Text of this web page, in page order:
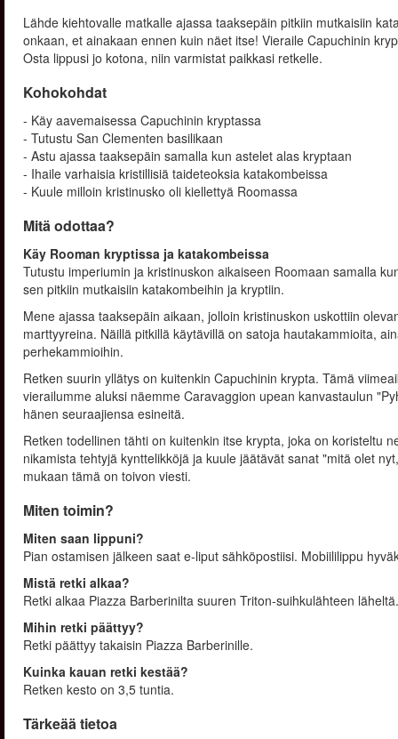
Lähde kiehtovalle matkalle ajassa taaksepäin pitkiin mutkaisiin
onkaan, et ainakaan ennen kuin näet itse! Vieraile Capuchinin
Osta lippusi jo kotona, niin varmistat paikkasi retkelle.
Kohokohdat
- Käy aavemaisessa Capuchinin kryptassa
- Tutustu San Clementen basilikaan
- Astu ajassa taaksepäin samalla kun astelet alas kryptaan
- Ihaile varhaisia kristillisiä taideteoksia katakombeissa
- Kuule milloin kristinusko oli kiellettyä Roomassa
Mitä odottaa?
Käy Rooman kryptissa ja katakombeissa
Tutustu imperiumin ja kristinuskon aikaiseen Roomaan samalla
sen pitkiin mutkaisiin katakombeihin ja kryptiin.
Mene ajassa taaksepäin aikaan, jolloin kristinuskon uskottiin
marttyyreina. Näillä pitkillä käytävillä on satoja hautakammioita,
perhekammioihin.
Retken suurin yllätys on kuitenkin Capuchinin krypta. Tämä
vierailumme aluksi näemme Caravaggion upean kanvastaulun
hänen seuraajiensa esineitä.
Retken todellinen tähti on kuitenkin itse krypta, joka on koristeltu
nikamista tehtyjä kynttelikköjä ja kuule jäätävät sanat "mitä olet
mukaan tämä on toivon viesti.
Miten toimin?
Miten saan lippuni?
Pian ostamisen jälkeen saat e-liput sähköpostiisi. Mobiililippu
Mistä retki alkaa?
Retki alkaa Piazza Barberinilta suuren Triton-suihkulähteen
Mihin retki päättyy?
Retki päättyy takaisin Piazza Barberinille.
Kuinka kauan retki kestää?
Retken kesto on 3,5 tuntia.
Tärkeää tietoa